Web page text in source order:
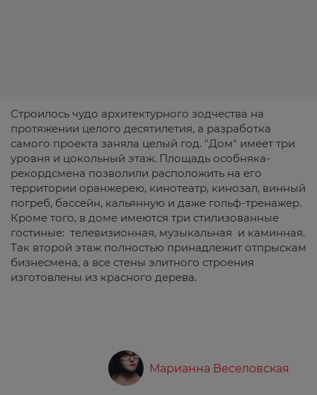
Строилось чудо архитектурного зодчества на
протяжении целого десятилетия, а разработка
самого проекта заняла целый год. "Дом" имеет три
уровня и цокольный этаж. Площадь особняка-
рекордсмена позволили расположить на его
территории оранжерею, кинотеатр, кинозал, винный
погреб, бассейн, кальянную и даже гольф-тренажер.
Кроме того, в доме имеются три стилизованные
гостиные: телевизионная, музыкальная и каминная.
Так второй этаж полностью принадлежит отпрыскам
бизнесмена, а все стены элитного строения
изготовлены из красного дерева.
Марианна Веселовская